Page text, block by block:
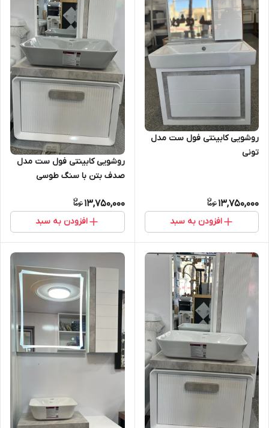
روشویی کابینتی فول ست مدل
تونی
13,750,000
افزودن به سبد
روشویی کابینتی فول ست مدل
صدف بتن با سنگ طوسی
13,750,000
افزودن به سبد